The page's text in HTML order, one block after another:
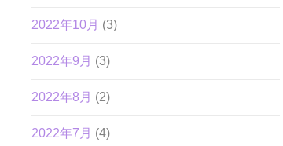
2022年10月 (3)
2022年9月 (3)
2022年8月 (2)
2022年7月 (4)